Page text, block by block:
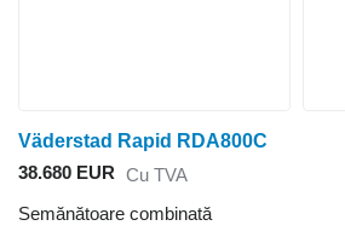
Väderstad Rapid RDA800C
38.680 EUR Cu TVA
Semănătoare combinată